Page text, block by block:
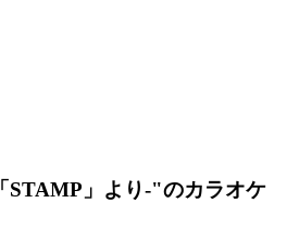
STAMP」より-"のカラオケ